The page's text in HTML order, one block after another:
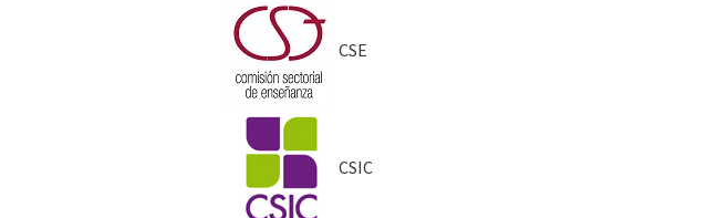
CSE
CSIC